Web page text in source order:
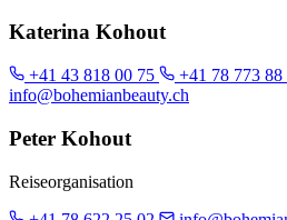
Katerina Kohout
+41 43 818 00 75
+41 78 773 88
info@bohemianbeauty.ch
Peter Kohout
Reiseorganisation